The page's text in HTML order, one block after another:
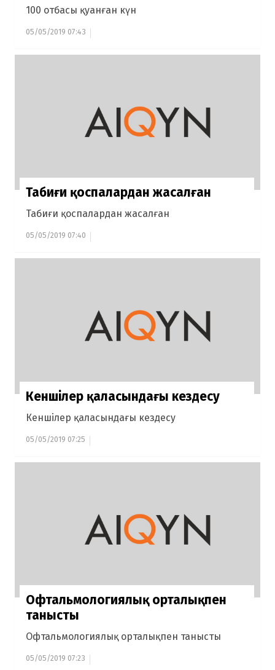
100 отбасы қуанған күн
05/05/2019 07:43
Табиғи қоспалардан жасалған
Табиғи қоспалардан жасалған
05/05/2019 07:40
Кеншілер қаласындағы кездесу
Кеншілер қаласындағы кездесу
05/05/2019 07:25
Офтальмологиялық орталықпен
танысты
Офтальмологиялық орталықпен танысты
05/05/2019 07:23